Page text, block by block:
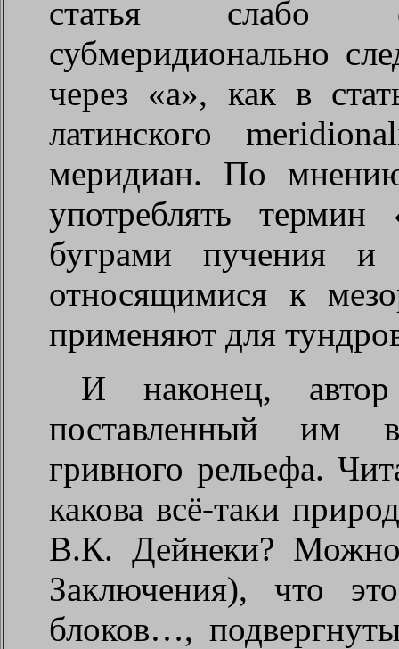
статья слабо
субмеридионально
через «а», как в
латинского
меридиан. По
употреблять
буграми пучения и
относящимися к
применяют для
И наконец,
поставленный им
гривного рельефа.
какова всё-таки
В.К. Дейнеки?
Заключения), что
блоков…,